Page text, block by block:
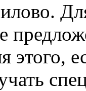
этого,